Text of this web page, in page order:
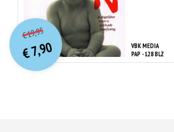
VBK MEDIA
PAP - 128 BLZ
€19,95O
orspr
onkelijke
prijs
was:
€ 19,95.
€7,90
Huidige
prijs
is:
€ 7,90.